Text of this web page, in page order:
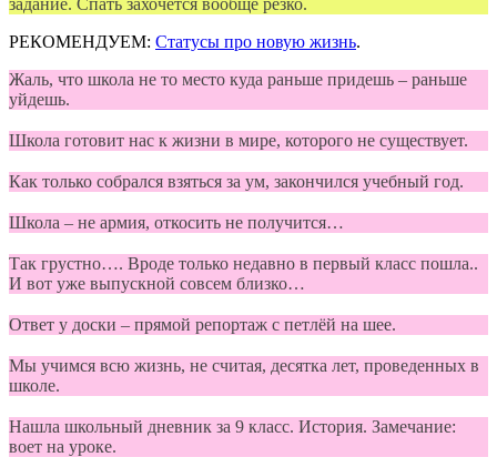
РЕКОМЕНДУЕМ: Статусы про новую жизнь.
Жаль, что школа не то место куда раньше придешь – раньше
уйдешь.
Школа готовит нас к жизни в мире, которого не существует.
Как только собрался взяться за ум, закончился учебный год.
Школа – не армия, откосить не получится…
Так грустно…. Вроде только недавно в первый класс пошла..
И вот уже выпускной совсем близко…
Ответ у доски – прямой репортаж с петлёй на шее.
Мы учимся всю жизнь, не считая, десятка лет, проведенных в
школе.
Нашла школьный дневник за 9 класс. История. Замечание:
воет на уроке.